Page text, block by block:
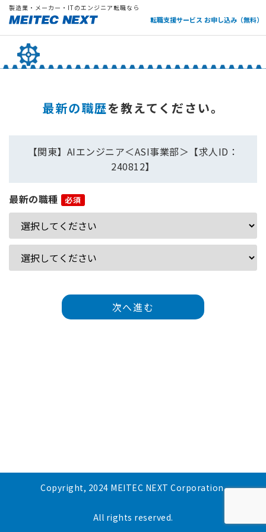
製造業・メーカー・ITのエンジニア転職なら
転職支援サービス お申し込み（無料）
最新の職歴を教えてください。
【関東】AIエンジニア＜ASI事業部＞【求人ID：
240812】
最新の職種
次へ進む
Copyright, 2024 MEITEC NEXT Corporation.
All rights reserved.